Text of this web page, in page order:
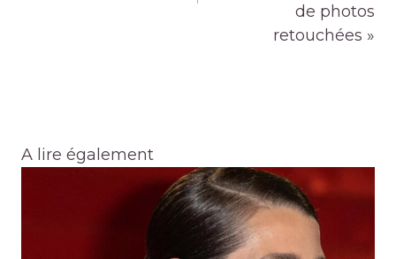
de photos
retouchées »
A lire également